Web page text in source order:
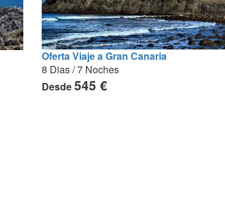
Oferta Viaje a Gran Canaria
8 Dias / 7 Noches
Desde545 €